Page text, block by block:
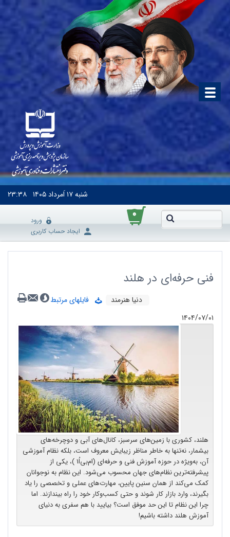
شنبه۱۷ اَمرداد ۱۴۰۵ ۲۳:۳۸
۰
ورود
ایجاد حساب کاربری
فنی حرفه‌ای در هلند
دنیا هنرمند
فایلهای مرتبط
۱۴۰۴/۰۷/۰۱
هلند، کشوری با زمین‌های سرسبز، کانال‌های آبی و دوچرخه‌های
بیشمار، نه‌تنها به خاطر مناظر زیبایش معروف است، بلکه نظام آموزشی
آن، به‌ویژه در حوزه آموزش فنی و حرفه‌ای (ام‌بی‌اُ1 )، یکی از
پیشرفته‌ترین نظام‌های جهان محسوب می‌شود. این نظام به نوجوانان
کمک می‌کند از همان سنین پایین، مهارت‌های عملی و تخصصی را یاد
بگیرند، وارد بازار کار شوند و حتی کسب‌وکار خود را راه بیندازند. اما
چرا این نظام تا این حد موفق است؟ بیایید با هم سفری به دنیای
آموزش هلند داشته باشیم!